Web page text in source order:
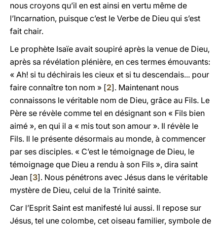
nous croyons qu’il en est ainsi en vertu même de
l’Incarnation, puisque c’est le Verbe de Dieu qui s’est
fait chair.
Le prophète Isaïe avait soupiré après la venue de Dieu,
après sa révélation plénière, en ces termes émouvants:
« Ah! si tu déchirais les cieux et si tu descendais... pour
faire connaître ton nom » [2]. Maintenant nous
connaissons le véritable nom de Dieu, grâce au Fils. Le
Père se révèle comme tel en désignant son « Fils bien
aimé », en qui il a « mis tout son amour ». Il révèle le
Fils. Il le présente désormais au monde, à commencer
par ses disciples. « C’est le témoignage de Dieu, le
témoignage que Dieu a rendu à son Fils », dira saint
Jean [3]. Nous pénétrons avec Jésus dans le véritable
mystère de Dieu, celui de la Trinité sainte.
Car l’Esprit Saint est manifesté lui aussi. Il repose sur
Jésus, tel une colombe, cet oiseau familier, symbole de